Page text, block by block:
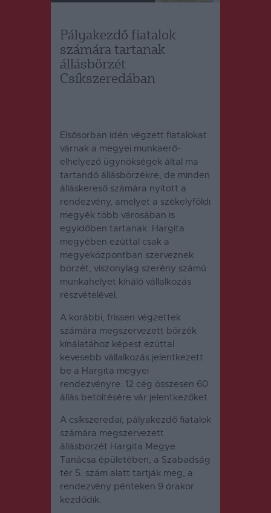
Pályakezdő fiatalok
számára tartanak
állásbörzét
Csíkszeredában
Elsősorban idén végzett fiatalokat
várnak a megyei munkaerő-
elhelyező ügynökségek által ma
tartandó állásbörzékre, de minden
álláskereső számára nyitott a
rendezvény, amelyet a székelyföldi
megyék több városában is
egyidőben tartanak. Hargita
megyében ezúttal csak a
megyeközpontban szerveznek
börzét, viszonylag szerény számú
munkahelyet kínáló vállalkozás
részvételével.
A korábbi, frissen végzettek
számára megszervezett börzék
kínálatához képest ezúttal
kevesebb vállalkozás jelentkezett
be a Hargita megyei
rendezvényre: 12 cég összesen 60
állás betöltésére vár jelentkezőket.
A csíkszeredai, pályakezdő fiatalok
számára megszervezett
állásbörzét Hargita Megye
Tanácsa épületében, a Szabadság
tér 5. szám alatt tartják meg, a
rendezvény pénteken 9 órakor
kezdődik.